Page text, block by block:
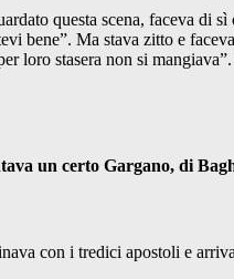
questa scena, faceva di
bene”. Ma stava zitto e
loro stasera non si
un certo Gargano, di
con i tredici apostoli e